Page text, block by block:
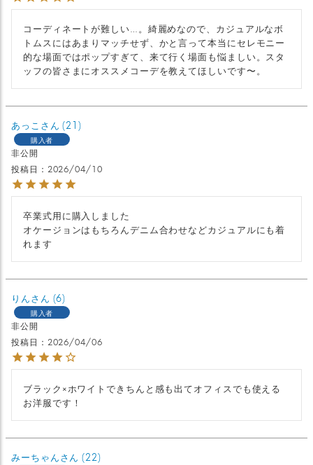
コーディネートが難しい…。綺麗めなので、カジュアルなボ
トムスにはあまりマッチせず、かと言って本当にセレモニー
的な場面ではポップすぎて、来て行く場面も悩ましい。スタ
ッフの皆さまにオススメコーデを教えてほしいです〜。
あっこ 21
購入者
非公開
投稿日
2026/04/10
卒業式用に購入しました
オケージョンはもちろんデニム合わせなどカジュアルにも着
れます
りん 6
購入者
非公開
投稿日
2026/04/06
ブラック×ホワイトできちんと感も出てオフィスでも使える
お洋服です！
みーちゃん 22